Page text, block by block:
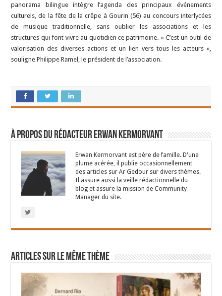
panorama bilingue intègre l’agenda des principaux événements
culturels, de la fête de la crêpe à Gourin (56) au concours interlycées
de musique traditionnelle, sans oublier les associations et les
structures qui font vivre au quotidien ce patrimoine. « C’est un outil de
valorisation des diverses actions et un lien vers tous les acteurs »,
souligne Philippe Ramel, le président de l’association.
À propos du rédacteur Erwan Kermorvant
Erwan Kermorvant est père de famille. D'une
plume acérée, il publie occasionnellement
des articles sur Ar Gedour sur divers thèmes.
Il assure aussi la veille rédactionnelle du
blog et assure la mission de Community
Manager du site.
Articles sur le même thème